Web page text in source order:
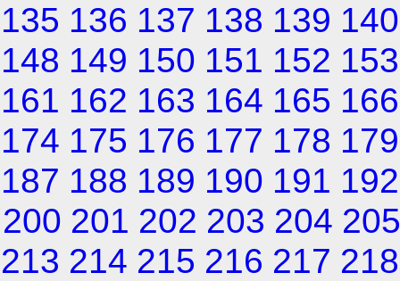
135 136 137 138 139 140
148 149 150 151 152 153
161 162 163 164 165 166
174 175 176 177 178 179
187 188 189 190 191 192
200 201 202 203 204 205
213 214 215 216 217 218